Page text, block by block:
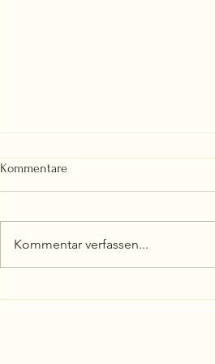
Der Große Dealmaker
Kommentare
Kommentar verfassen...